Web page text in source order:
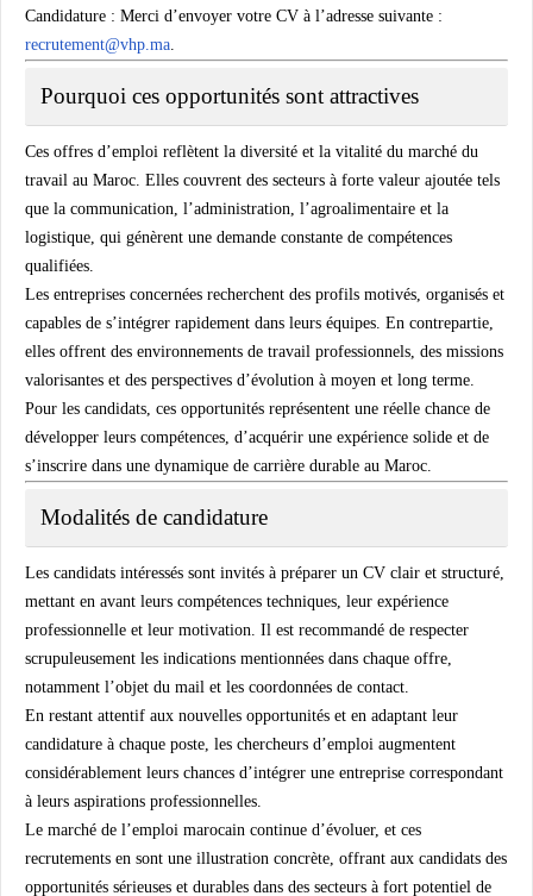
Candidature : Merci d’envoyer votre CV à l’adresse suivante :
recrutement@vhp.ma
Pourquoi ces opportunités sont attractives
Ces offres d’emploi reflètent la diversité et la vitalité du marché du
travail au Maroc. Elles couvrent des secteurs à forte valeur ajoutée tels
que la communication, l’administration, l’agroalimentaire et la
logistique, qui génèrent une demande constante de compétences
qualifiées.
Les entreprises concernées recherchent des profils motivés, organisés et
capables de s’intégrer rapidement dans leurs équipes. En contrepartie,
elles offrent des environnements de travail professionnels, des missions
valorisantes et des perspectives d’évolution à moyen et long terme.
Pour les candidats, ces opportunités représentent une réelle chance de
développer leurs compétences, d’acquérir une expérience solide et de
s’inscrire dans une dynamique de carrière durable au Maroc.
Modalités de candidature
Les candidats intéressés sont invités à préparer un CV clair et structuré,
mettant en avant leurs compétences techniques, leur expérience
professionnelle et leur motivation. Il est recommandé de respecter
scrupuleusement les indications mentionnées dans chaque offre,
notamment l’objet du mail et les coordonnées de contact.
En restant attentif aux nouvelles opportunités et en adaptant leur
candidature à chaque poste, les chercheurs d’emploi augmentent
considérablement leurs chances d’intégrer une entreprise correspondant
à leurs aspirations professionnelles.
Le marché de l’emploi marocain continue d’évoluer, et ces
recrutements en sont une illustration concrète, offrant aux candidats des
opportunités sérieuses et durables dans des secteurs à fort potentiel de